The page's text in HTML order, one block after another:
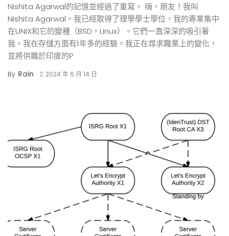
Nishita Agarwal的記憶並經過了重寫。 嗨，朋友！我叫
Nishita Agarwal。我已經取得了理學學士學位，我的專業集中
在UNIX和它的變種（BSD，Linux）。它們一直深深的吸引著
我。我在存儲方面有1年多的經驗。我正在尋求職業上的變化，
並將供職於印度的P
By Rain 2024 年 6 月 14 日